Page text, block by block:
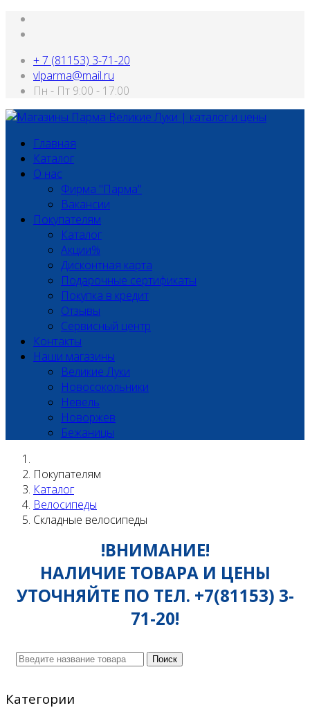
+ 7 (81153) 3-71-20
vlparma@mail.ru
Пн - Пт 9:00 - 17:00
Главная
Каталог
О нас
Фирма "Парма"
Вакансии
Покупателям
Каталог
Акции%
Дисконтная карта
Подарочные сертификаты
Покупка в кредит
Отзывы
Сервисный центр
Контакты
Наши магазины
Великие Луки
Новосокольники
Невель
Новоржев
Бежаницы
Покупателям
Каталог
Велосипеды
Складные велосипеды
!ВНИМАНИЕ!
НАЛИЧИЕ ТОВАРА И ЦЕНЫ
УТОЧНЯЙТЕ ПО ТЕЛ. +7(81153) 3-
71-20!
Поиск
Категории